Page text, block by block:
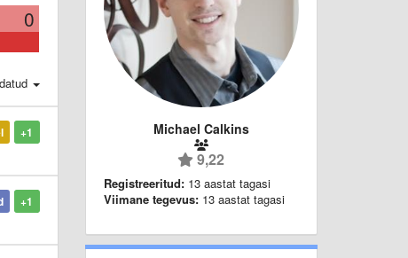
0
+1
+1
Michael Calkins
9,22
Registreeritud: 13 aastat tagasi
Viimane tegevus: 13 aastat tagasi